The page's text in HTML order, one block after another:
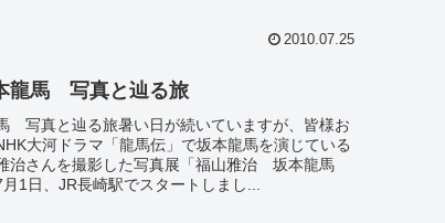
2010.07.25
龍馬 写真と辿る旅
写真と辿る旅暑い日が続いていますが、皆様お
大河ドラマ「龍馬伝」で坂本龍馬を演じている
治さんを撮影した写真展「福山雅治 坂本龍馬
1日、JR長崎駅でスタートしまし...